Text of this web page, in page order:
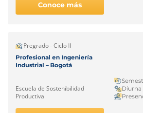
Conoce más
Pregrado - Ciclo II
Profesional en Ingeniería
Industrial – Bogotá
Escuela de Sostenibilidad
Productiva
Diurna